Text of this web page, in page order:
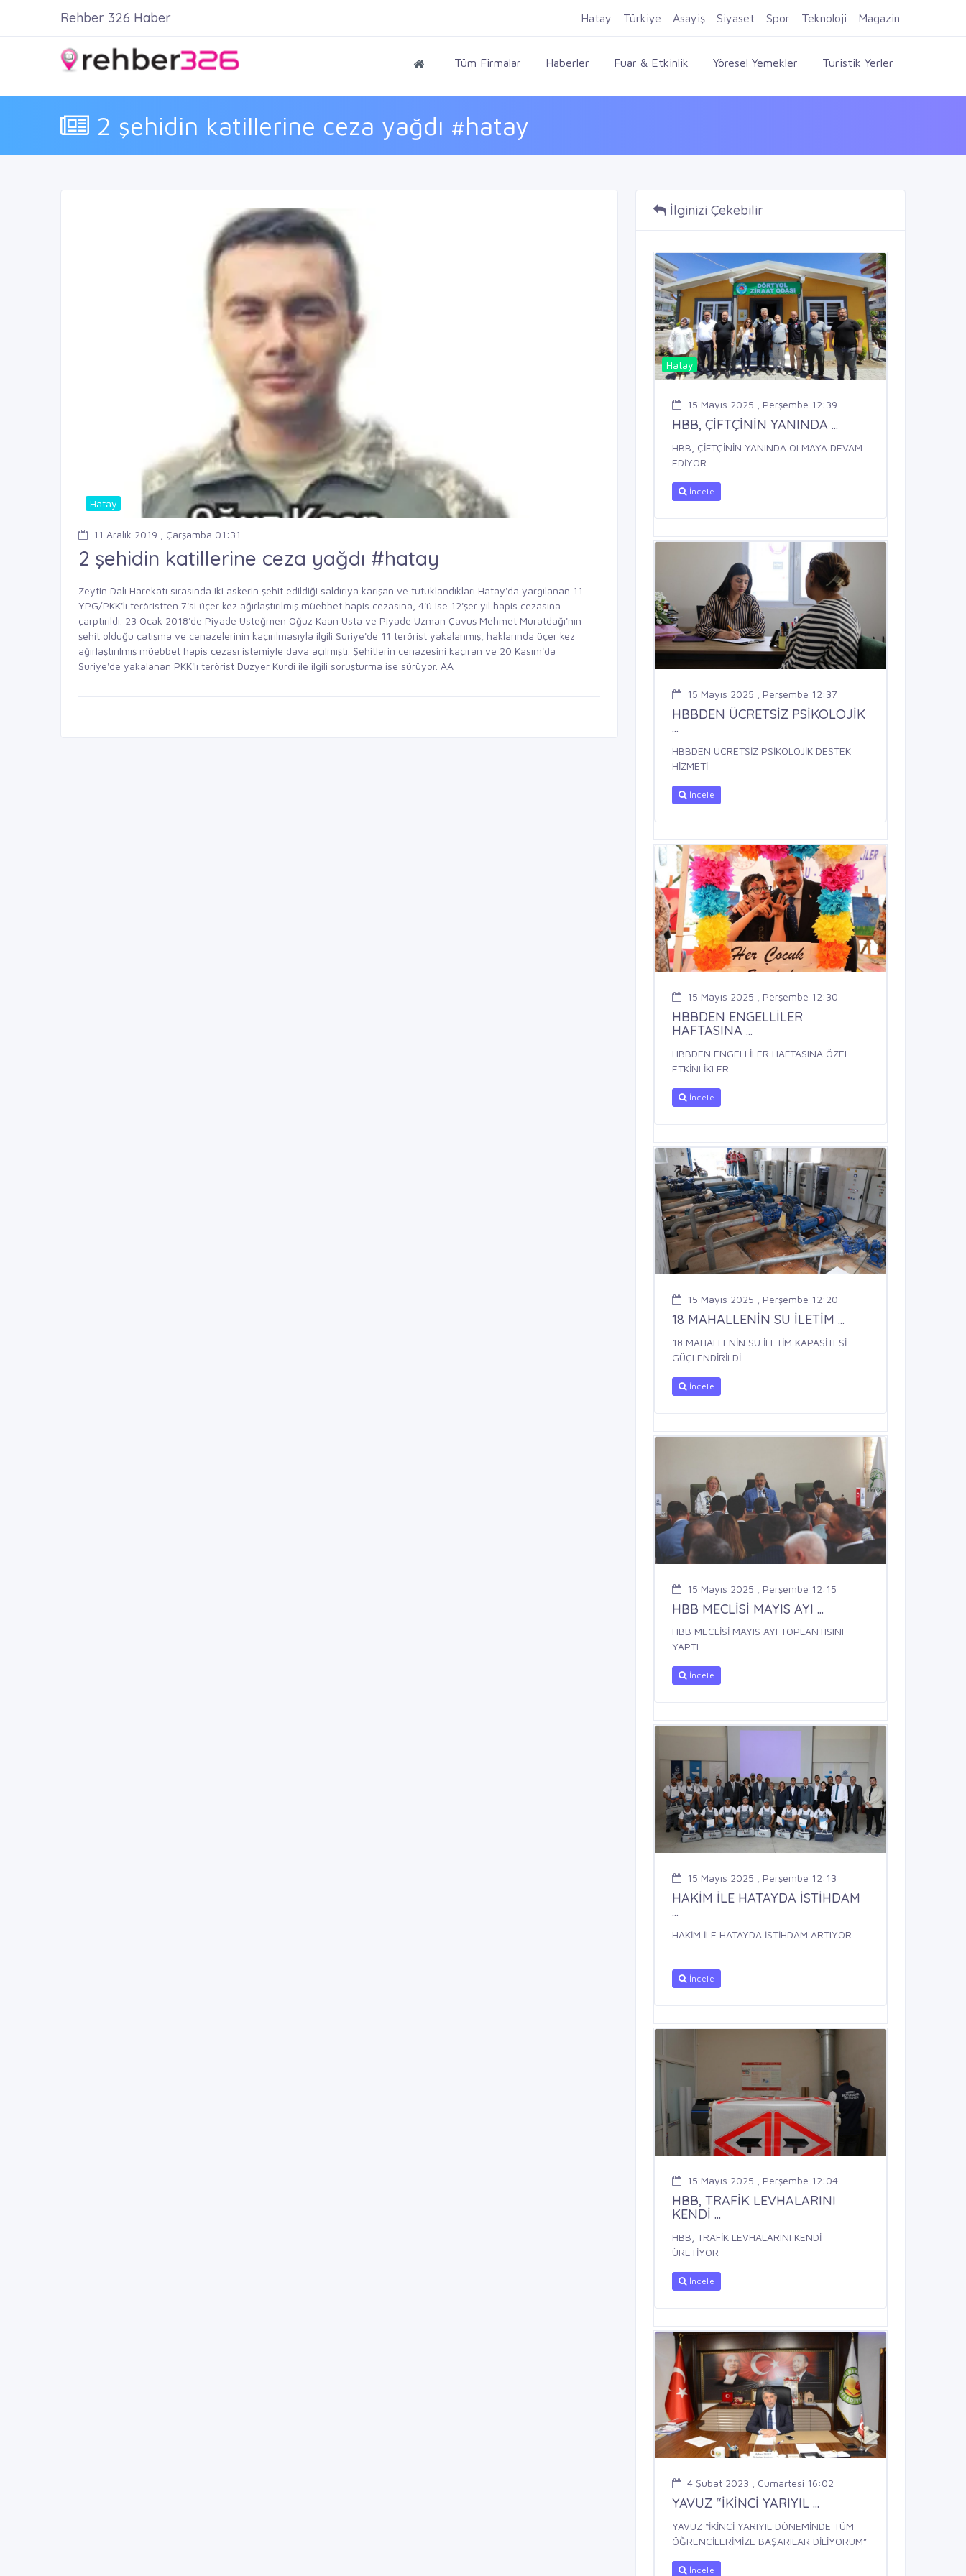
Firma Ekle Kayıt Ol Giriş Yap
Tüm Firmalar Haberler Fuar & Etkinlik Yöresel Yemekler Turistik Yerler
2 şehidin katillerine ceza yağdı #hatay
Rehber 326 Haber Hatay Türkiye Asayiş Siyaset Spor Teknoloji Magazin
Hatay
11 Aralık 2019 , Çarşamba 01:31
2 şehidin katillerine ceza yağdı #hatay
Zeytin Dalı Harekatı sırasında iki askerin şehit edildiği saldırıya karışan ve tutuklandıkları Hatay'da yargılanan 11
YPG/PKK'lı teröristten 7'si üçer kez ağırlaştırılmış müebbet hapis cezasına, 4'ü ise 12'şer yıl hapis cezasına
çarptırıldı. 23 Ocak 2018'de Piyade Üsteğmen Oğuz Kaan Usta ve Piyade Uzman Çavuş Mehmet Muratdağı'nın
şehit olduğu çatışma ve cenazelerinin kaçırılmasıyla ilgili Suriye'de 11 terörist yakalanmış, haklarında üçer kez
ağırlaştırılmış müebbet hapis cezası istemiyle dava açılmıştı. Şehitlerin cenazesini kaçıran ve 20 Kasım'da
Suriye'de yakalanan PKK'lı terörist Duzyer Kurdi ile ilgili soruşturma ise sürüyor. AA
İlginizi Çekebilir
Hatay
15 Mayıs 2025 , Perşembe 12:39
HBB, ÇİFTÇİNİN YANINDA ...
HBB, ÇİFTÇİNİN YANINDA OLMAYA DEVAM
EDİYOR
İncele
15 Mayıs 2025 , Perşembe 12:37
HBBDEN ÜCRETSİZ PSİKOLOJİK
...
HBBDEN ÜCRETSİZ PSİKOLOJİK DESTEK
HİZMETİ
İncele
15 Mayıs 2025 , Perşembe 12:30
HBBDEN ENGELLİLER
HAFTASINA ...
HBBDEN ENGELLİLER HAFTASINA ÖZEL
ETKİNLİKLER
İncele
15 Mayıs 2025 , Perşembe 12:20
18 MAHALLENİN SU İLETİM ...
18 MAHALLENİN SU İLETİM KAPASİTESİ
GÜÇLENDİRİLDİ
İncele
15 Mayıs 2025 , Perşembe 12:15
HBB MECLİSİ MAYIS AYI ...
HBB MECLİSİ MAYIS AYI TOPLANTISINI
YAPTI
İncele
15 Mayıs 2025 , Perşembe 12:13
HAKİM İLE HATAYDA İSTİHDAM
...
HAKİM İLE HATAYDA İSTİHDAM ARTIYOR
İncele
15 Mayıs 2025 , Perşembe 12:04
HBB, TRAFİK LEVHALARINI
KENDİ ...
HBB, TRAFİK LEVHALARINI KENDİ
ÜRETİYOR
İncele
4 Şubat 2023 , Cumartesi 16:02
YAVUZ “İKİNCİ YARIYIL ...
YAVUZ “İKİNCİ YARIYIL DÖNEMİNDE TÜM
ÖĞRENCİLERİMİZE BAŞARILAR DİLİYORUM”
İncele